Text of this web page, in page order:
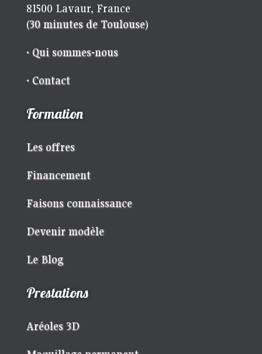
81500 Lavaur, France
(30 minutes de Toulouse)
· Qui sommes-nous
· Contact
Formation
Les offres
Financement
Faisons connaissance
Devenir modèle
Le Blog
Prestations
Aréoles 3D